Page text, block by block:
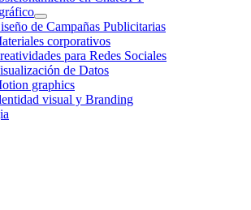
de Campañas Publicitarias
corporativos
para Redes Sociales
de Datos
graphics
visual y Branding